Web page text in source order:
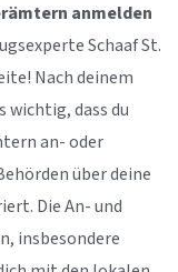
anmelden
Schaaf St.
Nach deinem
wichtig, dass du
an- oder
über deine
Die An- und
insbesondere